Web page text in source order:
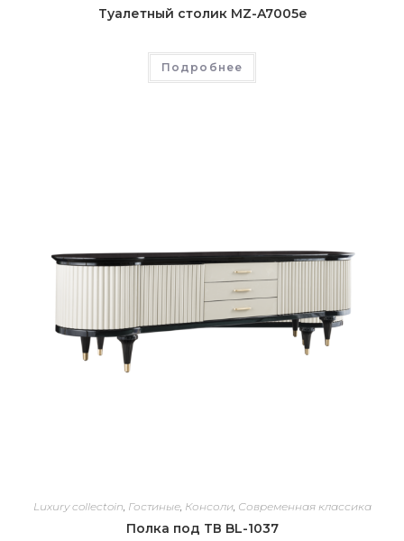
Туалетный столик MZ-A7005e
Подробнее
Luxury collectoin Гостиные, Консоли, Современная классика
Полка под ТВ BL-1037